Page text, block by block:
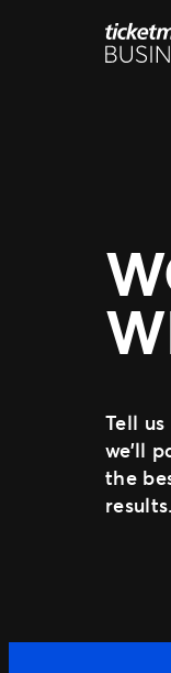
Μετάβαση
Tell
we’ll
the
results.